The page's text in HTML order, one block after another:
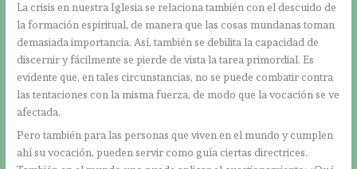
La crisis en nuestra Iglesia se relaciona también con el descuido de
la formación espiritual, de manera que las cosas mundanas toman
demasiada importancia. Así, también se debilita la capacidad de
discernir y fácilmente se pierde de vista la tarea primordial. Es
evidente que, en tales circunstancias, no se puede combatir contra
las tentaciones con la misma fuerza, de modo que la vocación se ve
afectada.
Pero también para las personas que viven en el mundo y cumplen
ahí su vocación, pueden servir como guía ciertas directrices.